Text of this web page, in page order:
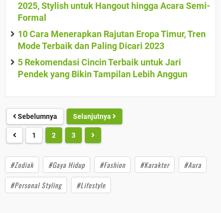
2025, Stylish untuk Hangout hingga Acara Semi-
Formal
10 Cara Menerapkan Rajutan Eropa Timur, Tren
Mode Terbaik dan Paling Dicari 2023
5 Rekomendasi Cincin Terbaik untuk Jari
Pendek yang Bikin Tampilan Lebih Anggun
Sebelumnya Selanjutnya
1 2 3
#Zodiak #Gaya Hidup #Fashion #Karakter
#Aura
#Personal Styling
#Lifestyle